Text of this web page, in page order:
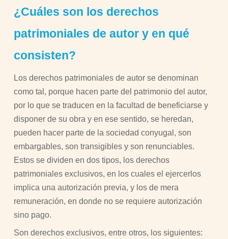
¿Cuáles son los derechos
patrimoniales de autor y en qué
consisten?
Los derechos patrimoniales de autor se denominan
como tal, porque hacen parte del patrimonio del autor,
por lo que se traducen en la facultad de beneficiarse y
disponer de su obra y en ese sentido, se heredan,
pueden hacer parte de la sociedad conyugal, son
embargables, son transigibles y son renunciables.
Estos se dividen en dos tipos, los derechos
patrimoniales exclusivos, en los cuales el ejercerlos
implica una autorización previa, y los de mera
remuneración, en donde no se requiere autorización
sino pago.
Son derechos exclusivos, entre otros, los siguientes: